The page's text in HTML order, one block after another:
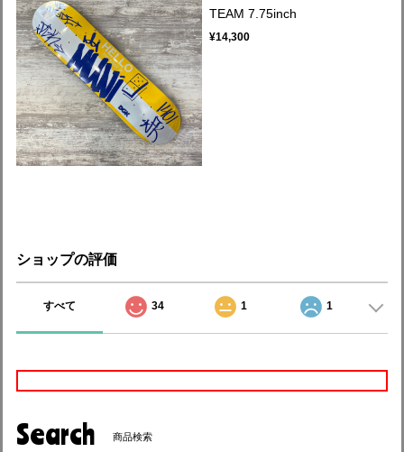
TEAM 7.75inch
¥14,300
ショップの評価
すべて 34 1 1
Search 商品検索